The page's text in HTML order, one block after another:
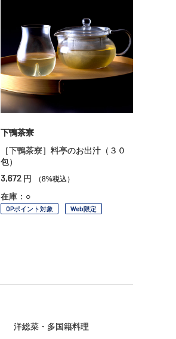
下鴨茶寮
［下鴨茶寮］料亭のお出汁（３０
包）
3,672 円 （8%税込）
在庫：○
OPポイント対象 Web限定
洋総菜・多国籍料理